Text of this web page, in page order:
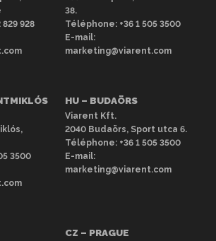
alaptartozéka, biztosítja a vezető
hogy a legkülönfélébb időjárási
fenntartja az ideális hőmérsékletet.
évjáratban és felszereltségben
További bérelhető
meg
teljes választékunkat.
829 928
38.
Téléphone: +36 1 505 3500
E-mail:
marketing@viarent.com
3500
HU – BUDAÖRS
Viarent Kft.
2040 Budaörs, Sport utca 6.
Téléphone: +36 1 505 3500
E-mail:
marketing@viarent.com
CZ – PRAGUE